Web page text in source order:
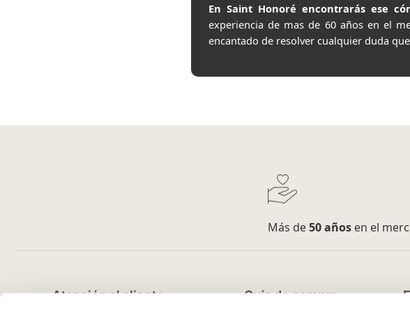
En Saint Honoré encontrarás ese
experiencia de mas de 60 años en el
encantado de resolver cualquier duda
Más de50 añosen el
Atención al cliente Guía de compra